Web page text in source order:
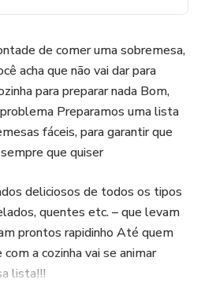
de comer uma sobremesa,
acha que não vai dar para
para preparar nada Bom,
Preparamos uma lista
fáceis, para garantir que
que quiser
deliciosos de todos os tipos
quentes etc. – que levam
prontos rapidinho Até quem
a cozinha vai se animar
lista!!!